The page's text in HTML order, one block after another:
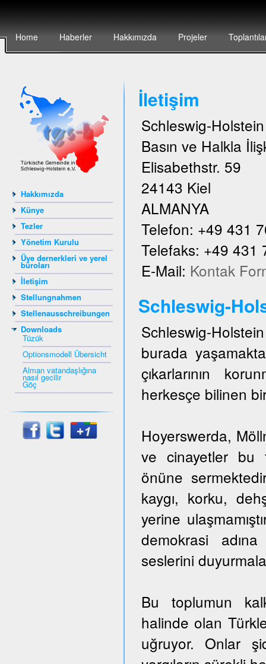
Home Haberler Hakkımızda Projeler
Hakkımızda
Künye
Tezler
Yönetim Kurulu
Üye dernerkleri ve yerel
büroları
İletişim
Stellungnahmen
Stellenausschreibungen
Downloads
Tüzük
Optionsmodell Übersicht
Alman vatandaşlığına
nasıl gecilir
Göç
İletişim
Schleswig-
Basın ve Halkla
Elisabethstr. 59
24143 Kiel
ALMANYA
Telefon: +49 431
Telefaks: +49 431
E-Mail: Kontak
Schleswig-
Schleswig-
burada
çıkarlarının
herkesçe bilinen
Hoyerswerda,
ve cinayetler bu
önüne
kaygı, korku,
yerine
demokrasi
seslerini
Bu toplumun
halinde olan
uğruyor. Onlar